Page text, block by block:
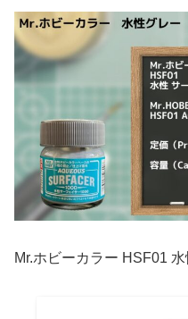
Mr.ホビーカラー HSF01